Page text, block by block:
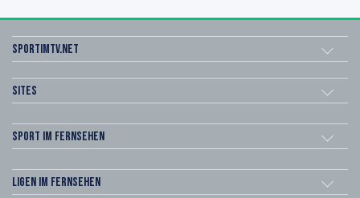
sportimtv.net
Sites
Sport im Fernsehen
Ligen im Fernsehen